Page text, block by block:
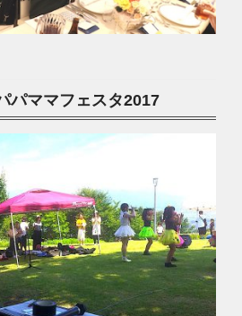
パママフェスタ2017